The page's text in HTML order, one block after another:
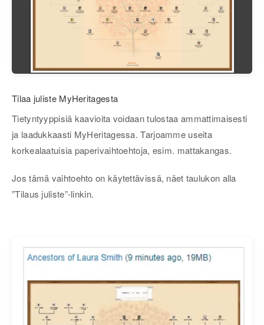
Tilaa juliste MyHeritagesta
Tietyntyyppisiä kaavioita voidaan tulostaa ammattimaisesti
ja laadukkaasti MyHeritagessa. Tarjoamme useita
korkealaatuisia paperivaihtoehtoja, esim. mattakangas.
Jos tämä vaihtoehto on käytettävissä, näet taulukon alla
”Tilaus juliste”-linkin.